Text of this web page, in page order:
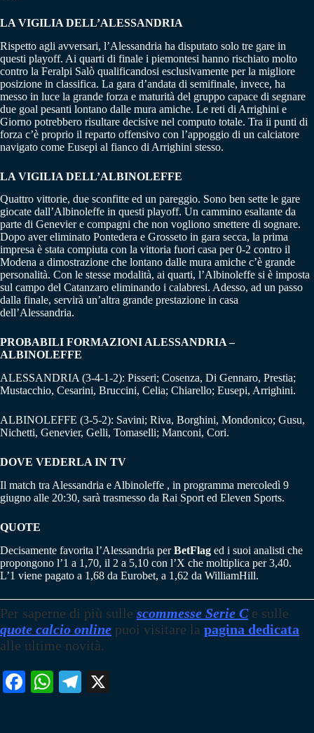
LA VIGILIA DELL’ALESSANDRIA
Rispetto agli avversari, l’Alessandria ha disputato solo tre gare in
questi playoff. Ai quarti di finale i piemontesi hanno rischiato molto
contro la Feralpi Salò qualificandosi esclusivamente per la migliore
posizione in classifica. La gara d’andata di semifinale, invece, ha
messo in luce la grande forza e maturità del gruppo capace di segnare
due goal pesanti lontano dalle mura amiche. Le reti di Arrighini e
Giorno potrebbero risultare decisive nel computo totale. Tra ii punti di
forza c’è proprio il reparto offensivo con l’appoggio di un calciatore
navigato come Eusepi al fianco di Arrighini stesso.
LA VIGILIA DELL’ALBINOLEFFE
Quattro vittorie, due sconfitte ed un pareggio. Sono ben sette le gare
giocate dall’Albinoleffe in questi playoff. Un cammino esaltante da
parte di Genevier e compagni che non vogliono smettere di sognare.
Dopo aver eliminato Pontedera e Grosseto in gara secca, la prima
impresa è stata compiuta con la vittoria fuori casa per 0-2 contro il
Modena a dimostrazione che lontano dalle mura amiche c’è grande
personalità. Con le stesse modalità, ai quarti, l’Albinoleffe si è imposta
sul campo del Catanzaro eliminando i calabresi. Adesso, ad un passo
dalla finale, servirà un’altra grande prestazione in casa
dell’Alessandria.
PROBABILI FORMAZIONI ALESSANDRIA –
ALBINOLEFFE
ALESSANDRIA (3-4-1-2): Pisseri; Cosenza, Di Gennaro, Prestia;
Mustacchio, Cesarini, Bruccini, Celia; Chiarello; Eusepi, Arrighini.
ALBINOLEFFE (3-5-2): Savini; Riva, Borghini, Mondonico; Gusu,
Nichetti, Genevier, Gelli, Tomaselli; Manconi, Cori.
DOVE VEDERLA IN TV
Il match tra Alessandria e Albinoleffe , in programma mercoledì 9
giugno alle 20:30, sarà trasmesso da Rai Sport ed Eleven Sports.
QUOTE
Decisamente favorita l’Alessandria perBetFlag ed i suoi analisti che
propongono l’1 a 1,70, il 2 a 5,10 con l’X che moltiplica per 3,40.
L’1 viene pagato a 1,68 da Eurobet, a 1,62 da WilliamHill.
Per saperne di più sulle scommesse Serie Ce sulle
quote calcio online puoi visitare la pagina dedicata
alle ultime novità.
Fa W
Te